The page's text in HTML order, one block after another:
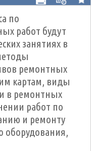
по
работ будут
занятиях в
ремонтных
картам, виды
в ремонтных
работ по
и ремонту
оборудования,